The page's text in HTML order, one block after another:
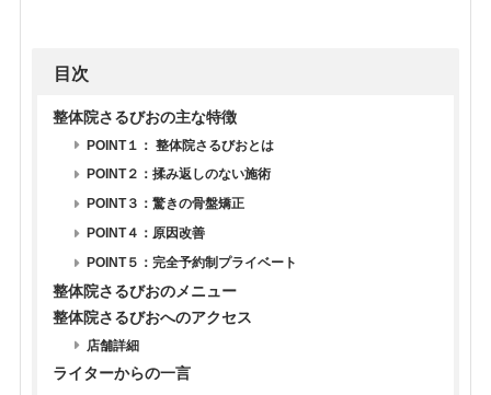
目次
整体院さるびおの主な特徴
POINT１： 整体院さるびおとは
POINT２：揉み返しのない施術
POINT３：驚きの骨盤矯正
POINT４：原因改善
POINT５：完全予約制プライベート
整体院さるびおのメニュー
整体院さるびおへのアクセス
店舗詳細
ライターからの一言